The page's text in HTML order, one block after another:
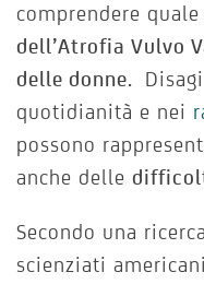
comprendere
dell’Atrofia Vulvo
delle donne.
quotidianità e nei
possono
anche delle
Secondo una
scienziati